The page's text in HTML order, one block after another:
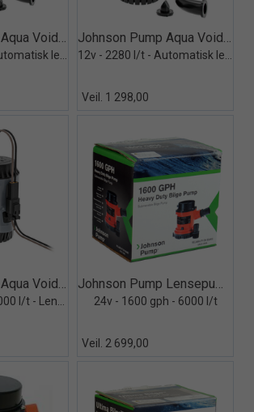
Quick View+ Johnson Pump Aqua Void Auto 800 Quick View+ Johnson Pump Aqua Void Auto 500
Veil. 1 298,00
Quick View+ Johnson Pump Aqua Void 800 Quick View+ Johnson Pump Lensepumpe L1600
24v - 1600 gph - 6000 l/t
Veil. 2 699,00